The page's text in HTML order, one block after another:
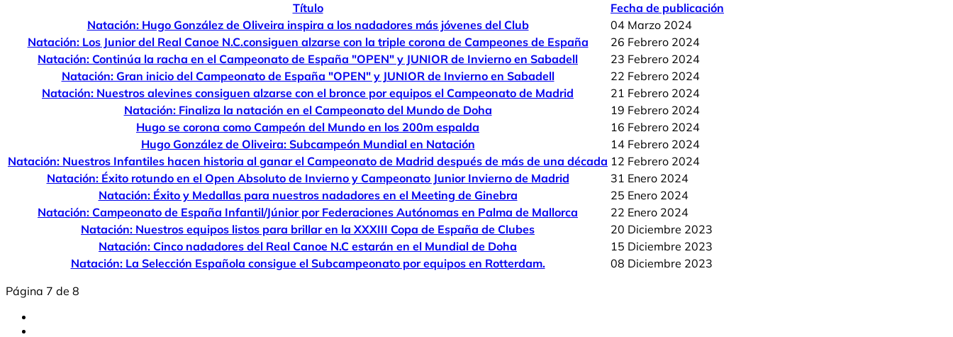
Título
Fecha de publicación
Natación: Hugo González de Oliveira inspira a los nadadores más jóvenes del Club
04 Marzo 2024
Natación: Los Junior del Real Canoe N.C.consiguen alzarse con la triple corona de Campeones de España
26 Febrero 2024
Natación: Continúa la racha en el Campeonato de España "OPEN" y JUNIOR de Invierno en Sabadell
23 Febrero 2024
Natación: Gran inicio del Campeonato de España "OPEN" y JUNIOR de Invierno en Sabadell
22 Febrero 2024
Natación: Nuestros alevines consiguen alzarse con el bronce por equipos el Campeonato de Madrid
21 Febrero 2024
Natación: Finaliza la natación en el Campeonato del Mundo de Doha
19 Febrero 2024
Hugo se corona como Campeón del Mundo en los 200m espalda
16 Febrero 2024
Hugo González de Oliveira: Subcampeón Mundial en Natación
14 Febrero 2024
Natación: Nuestros Infantiles hacen historia al ganar el Campeonato de Madrid después de más de una década 12 Febrero 2024
Natación: Éxito rotundo en el Open Absoluto de Invierno y Campeonato Junior Invierno de Madrid
31 Enero 2024
Natación: Éxito y Medallas para nuestros nadadores en el Meeting de Ginebra
25 Enero 2024
Natación: Campeonato de España Infantil/Júnior por Federaciones Autónomas en Palma de Mallorca
22 Enero 2024
Natación: Nuestros equipos listos para brillar en la XXXIII Copa de España de Clubes
20 Diciembre 2023
Natación: Cinco nadadores del Real Canoe N.C estarán en el Mundial de Doha
15 Diciembre 2023
Natación: La Selección Española consigue el Subcampeonato por equipos en Rotterdam.
08 Diciembre 2023
Página 7 de 8